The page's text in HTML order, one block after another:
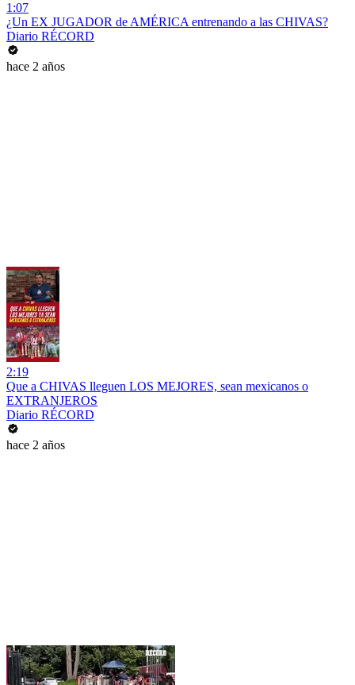
1:07
¿Un EX JUGADOR de AMÉRICA entrenando a las CHIVAS?
Diario RÉCORD
hace 2 años
2:19
Que a CHIVAS lleguen LOS MEJORES, sean mexicanos o
EXTRANJEROS
Diario RÉCORD
hace 2 años